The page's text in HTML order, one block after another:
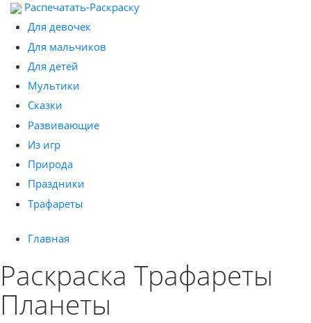
Распечатать-Раскраску
Для девочек
Для мальчиков
Для детей
Мультики
Сказки
Развивающие
Из игр
Природа
Праздники
Трафареты
Главная
Раскраска Трафареты
Планеты